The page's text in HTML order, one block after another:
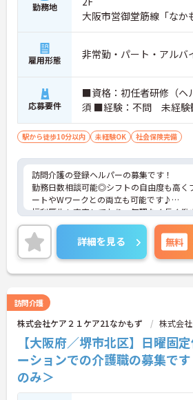
勤務地
大阪市営御堂筋線「なか
駅」徒歩4分
雇用形態 非常勤・パート・アルバ
応募要件
■資格：初任者研修（ヘ
須 ■経験：不問 未経験
駅から徒歩10分以内 未経験OK 社会保険完備
訪問介護の登録ヘルパーの募集です！
勤務日数相談可能◎シフトの自由度も高く
ートやWワークとの両立も可能です♪
福利厚生も充実しており、無理なく長く働
れる職場です。
ご興味のある方には、面接対策ポイントな
詳細をお話いたしますので、お気軽にご相
い。
詳細を見る 無料
訪問介護
株式会社ケア２１ケア21なかもず 株式会
【大阪府／堺市北区】日曜固
ーションでの介護職の募集で
のみ＞